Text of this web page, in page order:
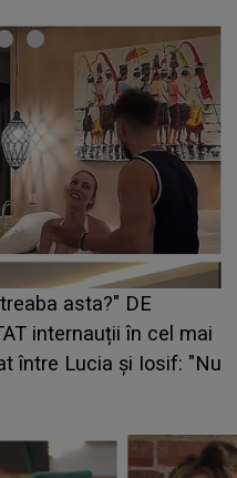
luată pe scenă la
Aceasta a dezvăluit
culise: „Nu am fost